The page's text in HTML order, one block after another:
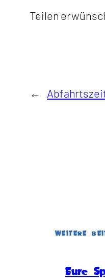
Teilen
←
WEITERE
Eure